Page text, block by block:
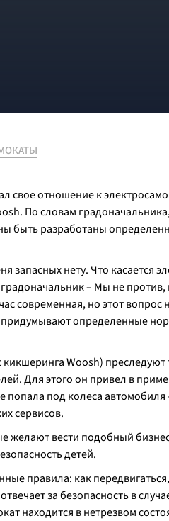
свое отношение к
По словам
быть разработаны
запасных нету. Что касается
– Мы не
современная, но этот вопрос
придумывают определенные
Woosh) преследуют
Для этого он привел в
под колеса автомобиля
сервисов.
желают вести подобный
детей.
правила: как
за безопасность в
находится в нетрезвом